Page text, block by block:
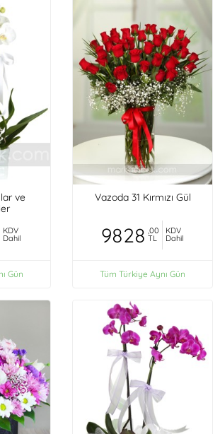
ve
KDV
Dahil
Gün
Vazoda 31 Kırmızı Gül
9828 ,00
TL
KDV
Dahil
Tüm Türkiye Aynı Gün